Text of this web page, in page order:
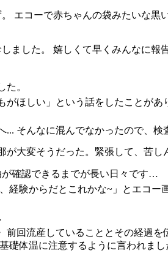
エコーで赤ちゃんの袋みたいな
した。 嬉しくて早くみんなに報
。
ほしい」という話をしたことが
そんなに混んでなかったので、
大変そうだった。緊張して、苦し
確認できるまでが長い日々です…
経験からだとこれかな~」とエコ
回流産していることとその経過
体温に注意するように言われま